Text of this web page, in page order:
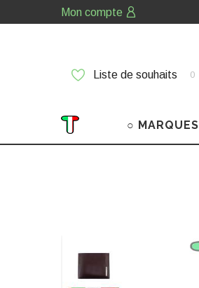
Mon compte
Liste de souhaits 0
○ MARQUES